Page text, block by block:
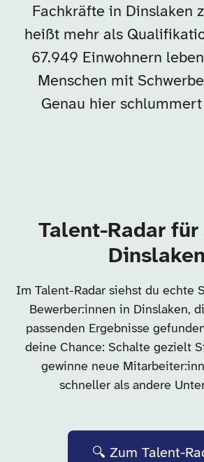
Fachkräfte in Dinslaken
heißt mehr als
67.949 Einwohnern
Menschen mit
Genau hier
Talent-Radar
Dinslaken
Im Talent-Radar siehst du echte
Bewerber:innen in Dinslaken,
passenden Ergebnisse
deine Chance: Schalte gezielt
gewinne neue
schneller als andere
🔍 Zum Talent-